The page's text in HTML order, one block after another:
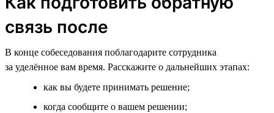
связь после
В конце собеседования поблагодарите сотрудника
за уделённое вам время. Расскажите о дальнейших этапах:
как вы будете принимать решение;
когда сообщите о вашем решении;